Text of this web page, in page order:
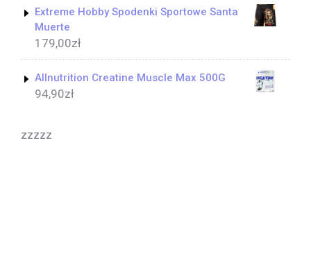
Extreme Hobby Spodenki Sportowe Santa
Muerte
179,00zł
Allnutrition Creatine Muscle Max 500G
94,90zł
zzzzz